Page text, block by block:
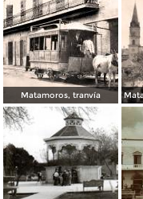
Matamoros, tranvía